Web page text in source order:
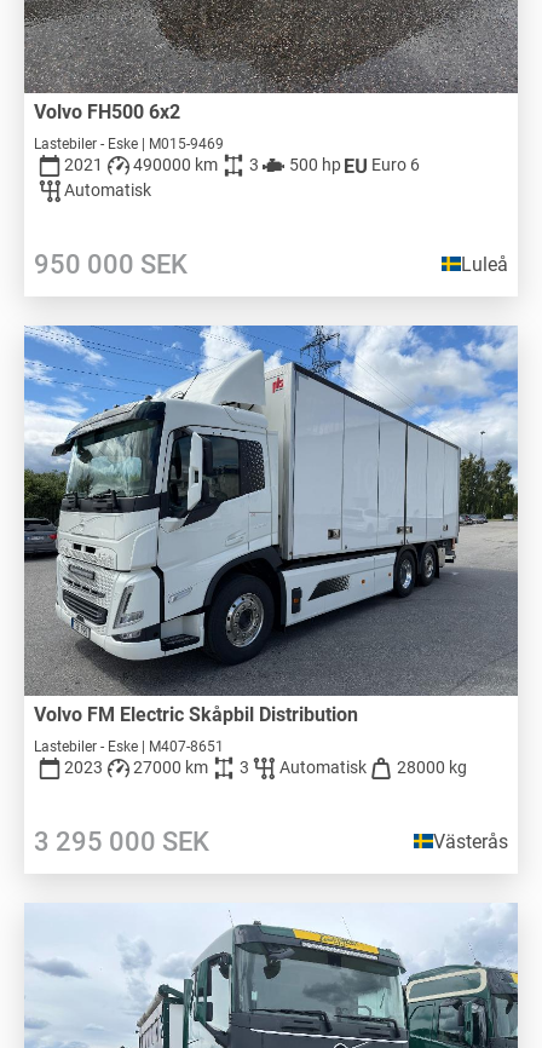
Volvo FH500 6x2
Lastebiler - Eske | M015-9469
2021 490000 km 3 500 hp
Euro 6
Automatisk
950 000 SEK Luleå
Volvo FM Electric Skåpbil Distribution
Lastebiler - Eske | M407-8651
2023 27000 km 3 Automatisk 28000 kg
3 295 000 SEK Västerås